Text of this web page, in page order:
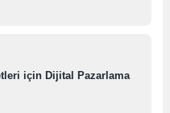
için Dijital Pazarlama